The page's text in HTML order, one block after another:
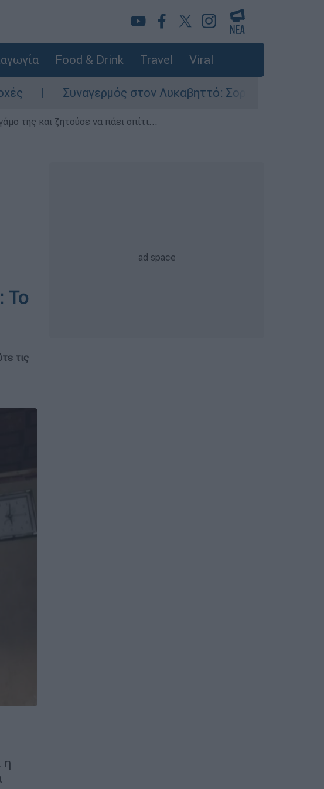
Food & Drink Travel Viral
στον Λυκαβηττό: Σορός σε προχωρημένη σήψη
της και ζητούσε να πάει σπίτι...
Το
τις
η